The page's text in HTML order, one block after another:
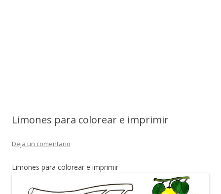
Limones para colorear e imprimir
Deja un comentario
Limones para colorear e imprimir